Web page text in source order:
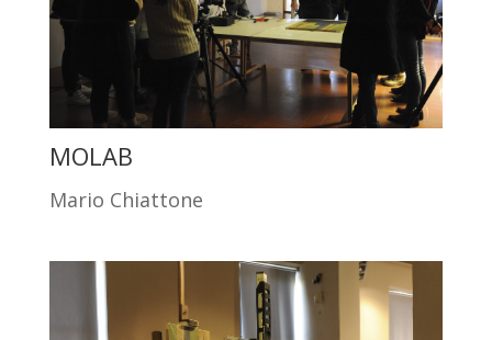
MOLAB
Mario Chiattone